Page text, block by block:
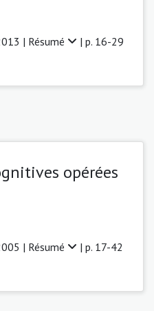
| Résumé | p. 16-29
opérées
| Résumé | p. 17-42